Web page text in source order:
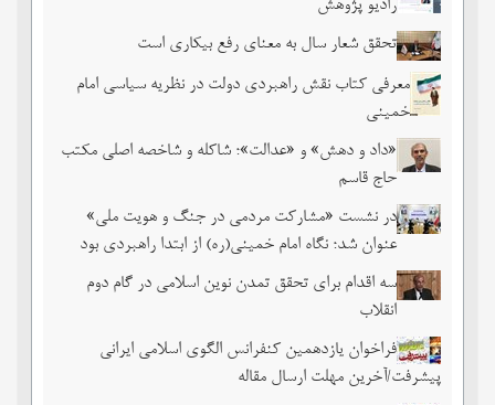
رادیو پژوهش
تحقق شعار سال به معنای رفع بیکاری است
معرفی کتاب نقش راهبردی دولت در نظریه سیاسی امام
خمینی
«داد و دهش» و «عدالت»؛ شاکله و شاخصه اصلی مکتب
حاج قاسم
در نشست «مشارکت مردمی در جنگ و هویت ملی»
عنوان شد؛ نگاه امام خمینی(ره) از ابتدا راهبردی بود
سه اقدام برای تحقق تمدن نوین اسلامی در گام دوم
انقلاب
فراخوان یازدهمین کنفرانس الگوی اسلامی ایرانی
پیشرفت/آخرین مهلت ارسال مقاله